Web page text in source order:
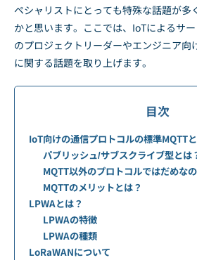
ペシャリストにとっても特殊な話題が多
かと思います。ここでは、IoTによるサ
のプロジェクトリーダーやエンジニア向
に関する話題を取り上げます。
目次
IoT向けの通信プロトコルの標準MQTT
パブリッシュ/サブスクライブ型とは
MQTT以外のプロトコルではだめな
MQTTのメリットとは？
LPWAとは？
LPWAの特徴
LPWAの種類
LoRaWANについて